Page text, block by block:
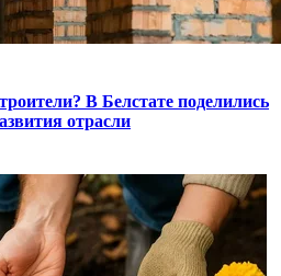
В Белстате поделились
отрасли